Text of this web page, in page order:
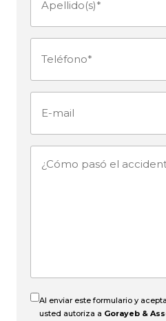
Teléfono (Obligatorio)
¿Cómo
Al enviar este formulario y
usted autoriza a Gorayeb &